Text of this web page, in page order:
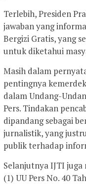
Terlebih, Presiden
jawaban yang
Bergizi Gratis, yang
untuk diketahui
Masih dalam
pentingnya
dalam Undang-
Pers. Tindakan
dipandang sebagai
jurnalistik, yang
publik terhadap
Selanjutnya IJTI juga
(1) UU Pers No. 40